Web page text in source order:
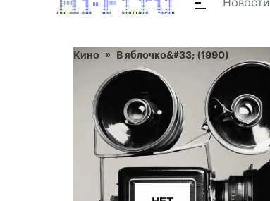
Новости
Кино В яблочко&#33; (1990)